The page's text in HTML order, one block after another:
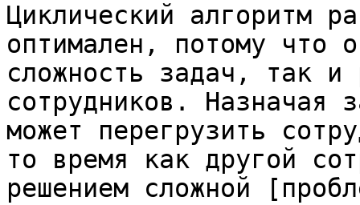
Циклический алгоритм
оптимален, потому что
сложность задач, так и
сотрудников. Назначая
может перегрузить
то время как другой
решением сложной